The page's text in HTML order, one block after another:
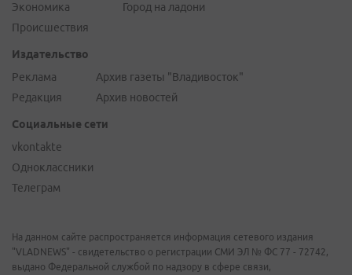
Экономика
Происшествия
Город на ладони
Издательство
Реклама
Редакция
Архив газеты "Владивосток"
Архив новостей
Социальные сети
vkontakte
Одноклассники
Телеграм
На данном сайте распространяется информация сетевого издания
"VLADNEWS" - свидетельство о регистрации СМИ ЭЛ № ФС 77 - 72742,
выдано Федеральной службой по надзору в сфере связи,